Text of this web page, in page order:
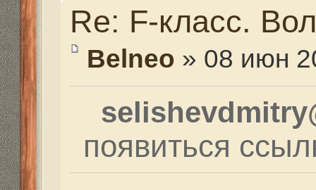
Очень правильное и
решение!
Re: F-класс.
viktor34» 08 июн 2016,
Спасибо Дмитрий!